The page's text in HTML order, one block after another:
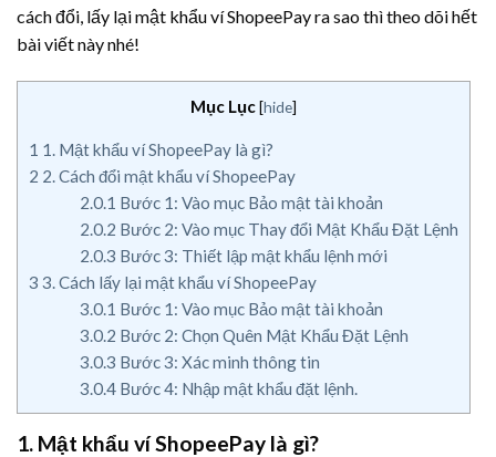
cách đổi, lấy lại mật khẩu ví ShopeePay ra sao thì theo dõi hết
bài viết này nhé!
Mục Lục[hide]
1 1. Mật khẩu ví ShopeePay là gì?
2 2. Cách đổi mật khẩu ví ShopeePay
2.0.1 Bước 1: Vào mục Bảo mật tài khoản
2.0.2 Bước 2: Vào mục Thay đổi Mật Khẩu Đặt Lệnh
2.0.3 Bước 3: Thiết lập mật khẩu lệnh mới
3 3. Cách lấy lại mật khẩu ví ShopeePay
3.0.1 Bước 1: Vào mục Bảo mật tài khoản
3.0.2 Bước 2: Chọn Quên Mật Khẩu Đặt Lệnh
3.0.3 Bước 3: Xác minh thông tin
3.0.4Bước 4: Nhập mật khẩu đặt lệnh.
1. Mật khẩu ví ShopeePay là gì?